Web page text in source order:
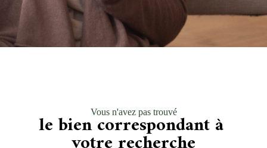
Vous n'avez pas trouvé
le bien correspondant à